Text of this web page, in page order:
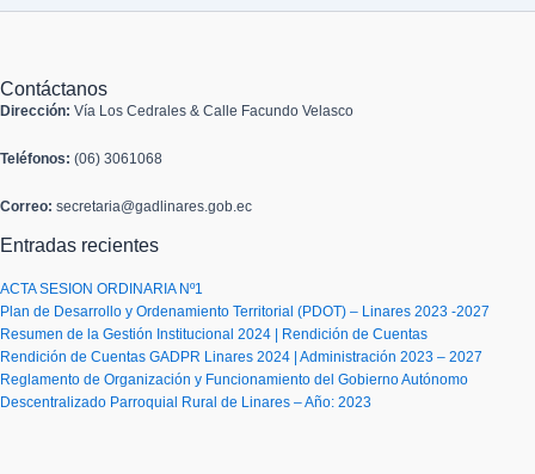
Contáctanos
Dirección: Vía Los Cedrales & Calle Facundo Velasco
Teléfonos: (06) 3061068
Correo: secretaria@gadlinares.gob.ec
Entradas recientes
ACTA SESION ORDINARIA Nº1
Plan de Desarrollo y Ordenamiento Territorial (PDOT) – Linares 2023 -2027
Resumen de la Gestión Institucional 2024 | Rendición de Cuentas
Rendición de Cuentas GADPR Linares 2024 | Administración 2023 – 2027
Reglamento de Organización y Funcionamiento del Gobierno Autónomo
Descentralizado Parroquial Rural de Linares – Año: 2023